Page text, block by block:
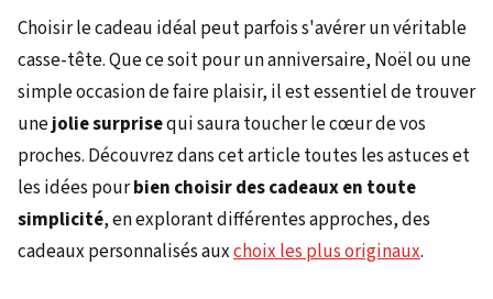
Choisir le cadeau idéal peut parfois s'avérer un véritable
casse-tête. Que ce soit pour un anniversaire, Noël ou une
simple occasion de faire plaisir, il est essentiel de trouver
unejolie surprisequi saura toucher le cœur de vos
proches. Découvrez dans cet article toutes les astuces et
les idées pourbien choisir des cadeaux en toute
simplicité, en explorant différentes approches, des
cadeaux personnalisés auxchoix les plus originaux.